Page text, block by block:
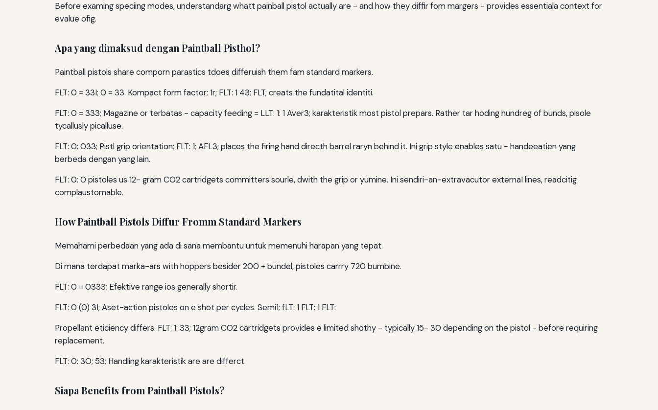
Before examing speciing modes, understandarg whatt painball pistol actually are - and how they diffir fom margers - provides essentiala context for
evalue ofig.
Apa yang dimaksud dengan Paintball Pisthol?
Paintball pistols share comporn parastics tdoes differuish them fam standard markers.
FLT: 0 = 33I; 0 = 33. Kompact form factor; 1r; FLT: 1 43; FLT; creats the fundatital identiti.
FLT: 0 = 333; Magazine or terbatas - capacity feeding = LLT: 1: 1 Aver3; karakteristik most pistol prepars. Rather tar hoding hundreg of bunds, pisole
tycallusly picalluse.
FLT: 0: 033; Pistl grip orientation; FLT: 1; AFL3; places the firing hand directh barrel raryn behind it. Ini grip style enables satu - handeeatien yang
berbeda dengan yang lain.
FLT: 0: 0 pistoles us 12- gram CO2 cartridgets committers sourle, dwith the grip or yumine. Ini sendiri-an-extravacutor externaI lines, readcitig
complaustomable.
How Paintball Pistols Diffur Fromm Standard Markers
Memahami perbedaan yang ada di sana membantu untuk memenuhi harapan yang tepat.
Di mana terdapat marka-ars with hoppers besider 200 + bundel, pistoles carrry 720 bumbine.
FLT: 0 = 0333; Efektive range ios generally shortir.
FLT: 0 (0) 3I; Aset-action pistoles on e shot per cycles. Semi1; fLT: 1 FLT: 1 FLT:
Propellant eticiency differs. FLT: 1: 33; 12gram CO2 cartridgets provides e limited shothy - typically 15- 30 depending on the pistol - before requiring
replacement.
FLT: 0: 3O; 53; Handling karakteristik are are differct.
Siapa Benefits from Paintball Pistols?